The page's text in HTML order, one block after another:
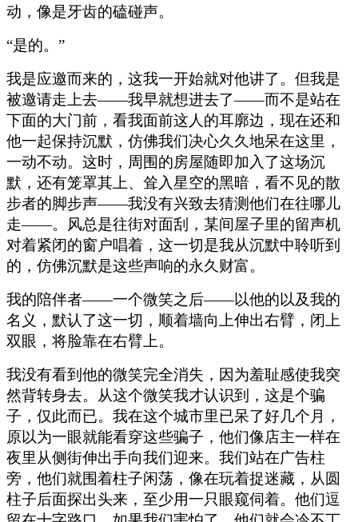
动，像是牙齿的磕碰声。
“是的。”
我是应邀而来的，这我一开始就对他讲了。但我是
被邀请走上去——我早就想进去了——而不是站在
下面的大门前，看我面前这人的耳廓边，现在还和
他一起保持沉默，仿佛我们决心久久地呆在这里，
一动不动。这时，周围的房屋随即加入了这场沉
默，还有笼罩其上、耸入星空的黑暗，看不见的散
步者的脚步声——我没有兴致去猜测他们在往哪儿
走——。风总是往街对面刮，某间屋子里的留声机
对着紧闭的窗户唱着，这一切是我从沉默中聆听到
的，仿佛沉默是这些声响的永久财富。
我的陪伴者——一个微笑之后——以他的以及我的
名义，默认了这一切，顺着墙向上伸出右臂，闭上
双眼，将脸靠在右臂上。
我没有看到他的微笑完全消失，因为羞耻感使我突
然背转身去。从这个微笑我才认识到，这是个骗
子，仅此而已。我在这个城市里已呆了好几个月，
原以为一眼就能看穿这些骗子，他们像店主一样在
夜里从侧街伸出手向我们迎来。我们站在广告柱
旁，他们就围着柱子闲荡，像在玩着捉迷藏，从圆
柱子后面探出头来，至少用一只眼窥伺着。他们逗